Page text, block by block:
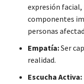
expresión
componentes
personas
Empatía:Ser
realidad.
Escucha Activa: